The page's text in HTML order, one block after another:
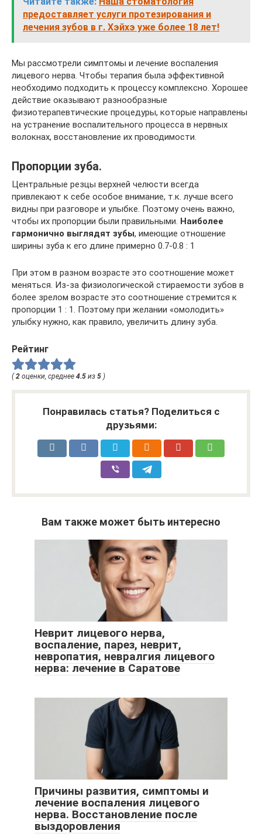
предоставляет услуги протезирования и
лечения зубов в г. Хэйхэ уже более 18 лет!
Мы рассмотрели симптомы и лечение воспаления
лицевого нерва. Чтобы терапия была эффективной
необходимо подходить к процессу комплексно. Хорошее
действие оказывают разнообразные
физиотерапевтические процедуры, которые направлены
на устранение воспалительного процесса в нервных
волокнах, восстановление их проводимости.
Пропорции зуба.
Центральные резцы верхней челюсти всегда
привлекают к себе особое внимание, т.к. лучше всего
видны при разговоре и улыбке. Поэтому очень важно,
чтобы их пропорции были правильными. Наиболее
гармонично выглядят зубы, имеющие отношение
ширины зуба к его длине примерно 0.7-0.8 : 1
При этом в разном возрасте это соотношение может
меняться. Из-за физиологической стираемости зубов в
более зрелом возрасте это соотношение стремится к
пропорции 1 : 1. Поэтому при желании «омолодить»
улыбку нужно, как правило, увеличить длину зуба.
Рейтинг
( 2 оценки, среднее 4.5 из 5 )
Понравилась статья? Поделиться с
друзьями:
Вам также может быть интересно
Неврит лицевого нерва,
воспаление, парез, неврит,
невропатия, невралгия лицевого
нерва: лечение в Саратове
Причины развития, симптомы и
лечение воспаления лицевого
нерва. Восстановление после
выздоровления